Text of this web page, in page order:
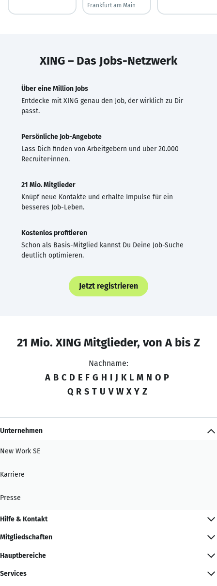
Frankfurt am Main
XING – Das Jobs-Netzwerk
Über eine Million Jobs
Entdecke mit XING genau den Job, der wirklich zu Dir
passt.
Persönliche Job-Angebote
Lass Dich finden von Arbeitgebern und über 20.000
Recruiter·innen.
21 Mio. Mitglieder
Knüpf neue Kontakte und erhalte Impulse für ein
besseres Job-Leben.
Kostenlos profitieren
Schon als Basis-Mitglied kannst Du Deine Job-Suche
deutlich optimieren.
Jetzt registrieren
21 Mio. XING Mitglieder, von A bis Z
Nachname:
A B C D E F G H I J K L M N O P
Q R S T U V W X Y Z
Unternehmen
New Work SE
Karriere
Presse
Hilfe & Kontakt
Mitgliedschaften
Hauptbereiche
Services